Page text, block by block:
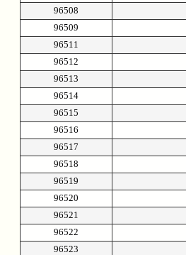
96508
96509
96511
96512
96513
96514
96515
96516
96517
96518
96519
96520
96521
96522
96523